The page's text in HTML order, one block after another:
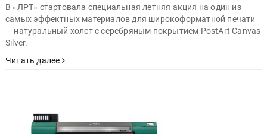
В «ЛРТ» стартовала специальная летняя акция на один из
самых эффектных материалов для широкоформатной печати
— натуральный холст с серебряным покрытием PostArt Canvas
Silver.
Читать далее